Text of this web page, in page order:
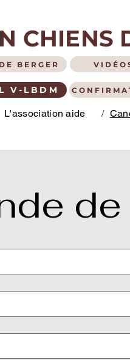
CHIENS
BERGER
V-LBDM
L'association aide /